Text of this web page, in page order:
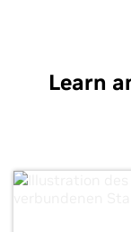
Learn